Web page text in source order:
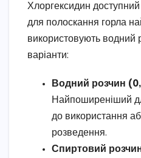
Хлоргексидин
для полоскання горла
використовують водний
варіанти:
Водний розчин
Найпоширеніший
до використання
розведення.
Спиртовий